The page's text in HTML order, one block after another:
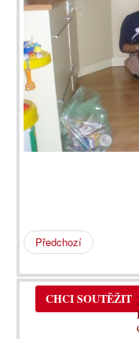
Předchozí
CHCI SOUTĚŽIT